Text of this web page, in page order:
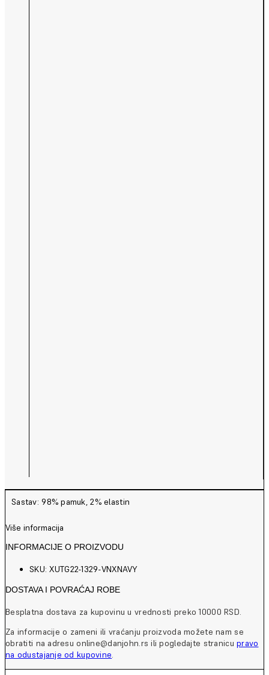
Sastav: 98% pamuk, 2% elastin
Više informacija
INFORMACIJE O PROIZVODU
SKU: XUTG22-1329-VNXNAVY
DOSTAVA I POVRAĆAJ ROBE
Besplatna dostava za kupovinu u vrednosti preko 10000 RSD.
Za informacije o zameni ili vraćanju proizvoda možete nam se
obratiti na adresu online@danjohn.rs ili pogledajte stranicupravo
na odustajanje od kupovine.